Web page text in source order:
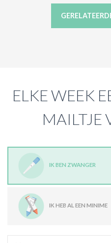
ELKE WEEK
MAILTJE
IK BEN ZWANGER
IK HEB AL EEN MINIME